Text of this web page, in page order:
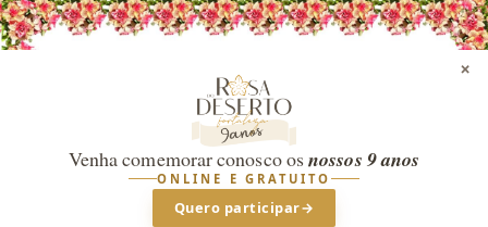
×
Venha comemorar conosco osnossos 9 anos
ONLINE E GRATUITO
Quero participar→